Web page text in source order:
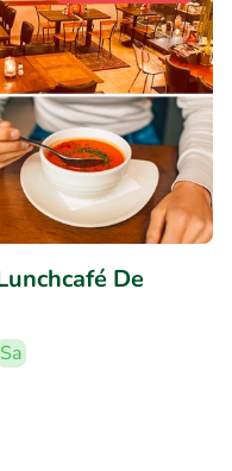
De
Sa